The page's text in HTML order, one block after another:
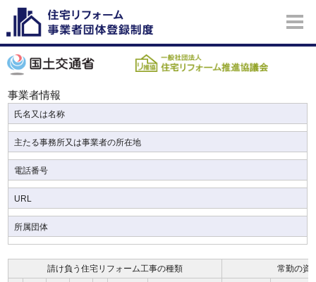
事業者情報
氏名又は名称
主たる事務所又は事業者の所在地
電話番号
URL
所属団体
請け負う住宅リフォーム工事の種類 常勤の資